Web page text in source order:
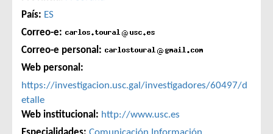
País: ES
Correo-e:
Correo-e personal:
Web personal:
https://investigacion.usc.gal/investigadores/60497/d
etalle
Web institucional: http://www.usc.es